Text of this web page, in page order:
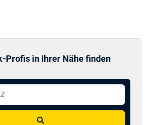
Profis in Ihrer Nähe finden